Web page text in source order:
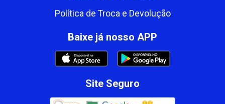
Política de Troca e Devolução
Baixe já nosso APP
Site Seguro